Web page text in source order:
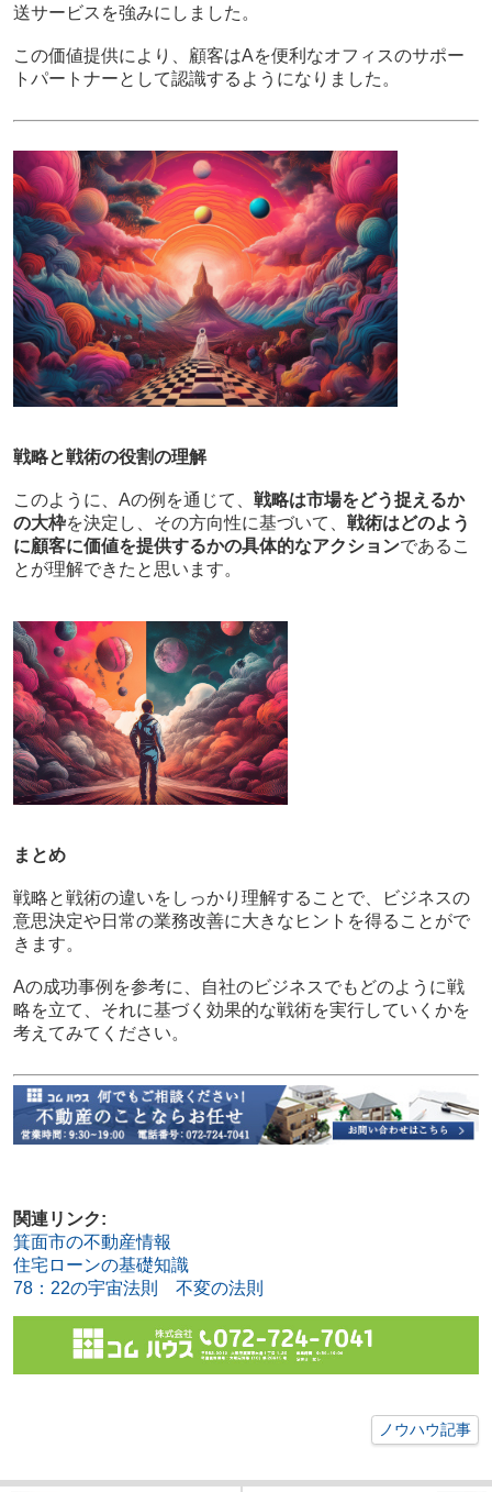
送サービスを強みにしました。
この価値提供により、顧客はAを便利なオフィスのサポー
トパートナーとして認識するようになりました。
戦略と戦術の役割の理解
このように、Aの例を通じて、 戦略は市場をどう捉えるか
の大枠を決定し、その方向性に基づいて、 戦術はどのよう
に顧客に価値を提供するかの具体的なアクションであるこ
とが理解できたと思います。
まとめ
戦略と戦術の違いをしっかり理解することで、ビジネスの
意思決定や日常の業務改善に大きなヒントを得ることがで
きます。
Aの成功事例を参考に、自社のビジネスでもどのように戦
略を立て、それに基づく効果的な戦術を実行していくかを
考えてみてください。
関連リンク:
箕面市の不動産情報
住宅ローンの基礎知識
78：22の宇宙法則 不変の法則
ノウハウ記事